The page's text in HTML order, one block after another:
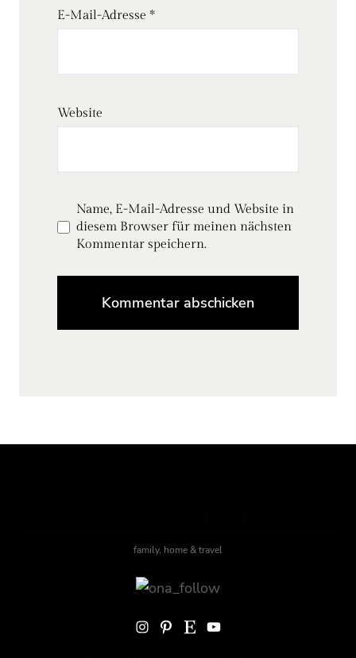
E-Mail-Adresse *
Website
Name, E-Mail-Adresse und Website in
diesem Browser für meinen nächsten
Kommentar speichern.
family, home & travel
Instagram Pinterest Etsy YouTube